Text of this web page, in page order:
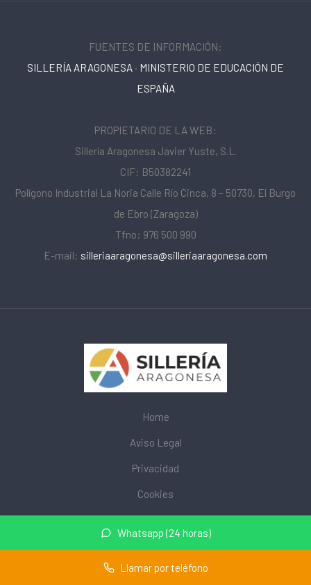
Whatsapp (24 horas)
Llamar por teléfono
FUENTES DE INFORMACIÓN:
SILLERÍA ARAGONESA · MINISTERIO DE EDUCACIÓN DE
ESPAÑA
PROPIETARIO DE LA WEB:
Sillería Aragonesa Javier Yuste, S.L.
CIF: B50382241
Polígono Industrial La Noria Calle Río Cinca, 8 – 50730, El Burgo
de Ebro (Zaragoza)
Tfno: 976 500 990
E-mail: silleriaaragonesa@silleriaaragonesa.com
Home
Aviso Legal
Privacidad
Cookies
© 2026 mobiliarioescolar.site · Web de mobiliario escolar cerca